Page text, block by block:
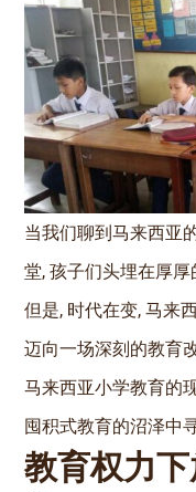
当我们聊到马来西亚
堂, 孩子们头埋在厚厚
但是, 时代在变, 马来
迈向一场深刻的教育
马来西亚小学教育的
囤积式教育的沼泽中
教育权力